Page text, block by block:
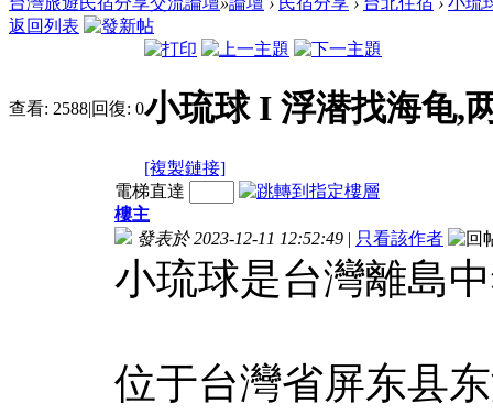
返回列表
查看: 2588|回復: 0小琉球 I 浮潜找海龟,
[複製鏈接]
電梯直達
樓主
發表於 2023-12-11 12:52:49 | 只看該作者
小琉球是台灣離島
位于台灣省屏东县